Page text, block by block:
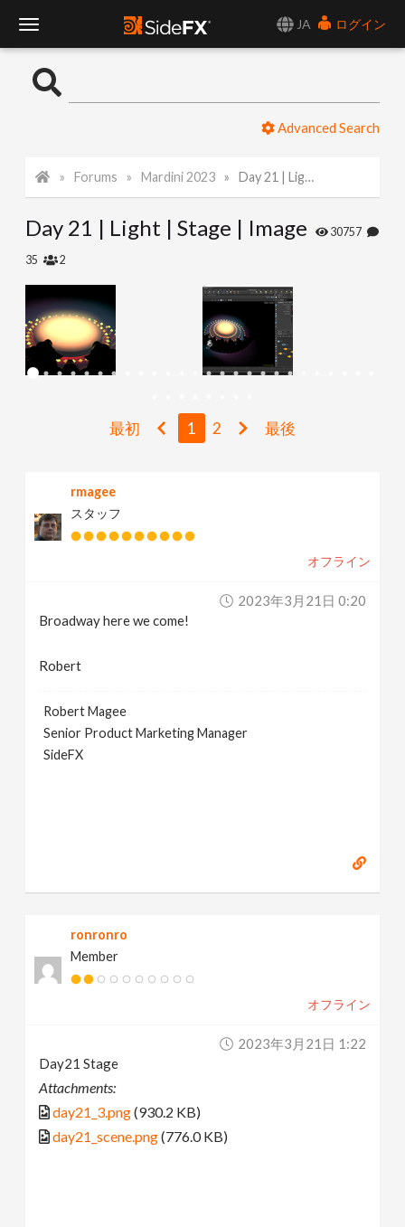
JA
ログイン
o
l
N
g
Advanced Search
Forums Mardini 2023 Day 21 | Light | Stage | Image
Day 21 | Light | Stage | Image 30757
35 2
最初 1 2 最後
rmagee
スタッフ
オフライン
2023年3月21日 0:20
Broadway here we come!
Robert
Robert Magee
Senior Product Marketing Manager
SideFX
ronronro
Member
オフライン
2023年3月21日 1:22
Day21 Stage
Attachments:
day21_3.png(930.2 KB)
day21_scene.png(776.0 KB)